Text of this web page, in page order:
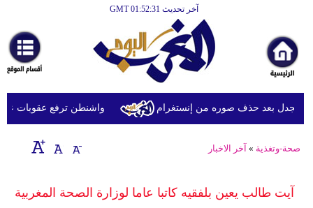
آخر تحديث GMT 01:52:31
أخبارعاجلة
رياضة
ثقافة
إقتصاد
وموسيقى
واشنطن ترفع عقوبات عن بعد حذف صوره من إنستغرام
صحة-وتغذية » آخر الاخبار
آيت طالب يعين بلفقيه كاتبا عاما لوزارة الصحة المغربية